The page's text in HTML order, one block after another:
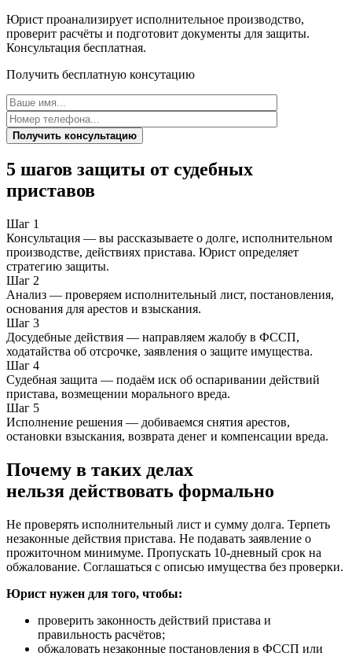
Юрист проанализирует исполнительное производство,
проверит расчёты и подготовит документы для защиты.
Консультация бесплатная.
Получить бесплатную консутацию
Получить консультацию
5 шагов защиты от судебных
приставов
Шаг 1
Консультация — вы рассказываете о долге, исполнительном
производстве, действиях пристава. Юрист определяет
стратегию защиты.
Шаг 2
Анализ — проверяем исполнительный лист, постановления,
основания для арестов и взыскания.
Шаг 3
Досудебные действия — направляем жалобу в ФССП,
ходатайства об отсрочке, заявления о защите имущества.
Шаг 4
Судебная защита — подаём иск об оспаривании действий
пристава, возмещении морального вреда.
Шаг 5
Исполнение решения — добиваемся снятия арестов,
остановки взыскания, возврата денег и компенсации вреда.
Почему в таких делах
нельзя действовать формально
Не проверять исполнительный лист и сумму долга. Терпеть
незаконные действия пристава. Не подавать заявление о
прожиточном минимуме. Пропускать 10-дневный срок на
обжалование. Соглашаться с описью имущества без проверки.
Юрист нужен для того, чтобы:
проверить законность действий пристава и
правильность расчётов;
обжаловать незаконные постановления в ФССП или